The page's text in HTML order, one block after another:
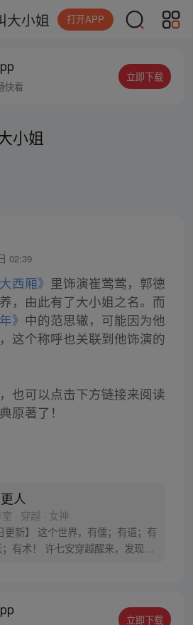
大小姐 打开APP
快看
立即下载
小姐
02:39
西厢》 里饰演崔莺莺，郭德
，由此有了大小姐之名。而
》 中的范思辙，可能因为他
这个称呼也关联到他饰演的
也可以点击下方链接来阅读
原著了！
人
· 穿越 · 女神
更新】 这个世界，有儒；有道；有
有术！ 许七安穿越醒来，发现自
君同名小说 QQ群号：
立即下载